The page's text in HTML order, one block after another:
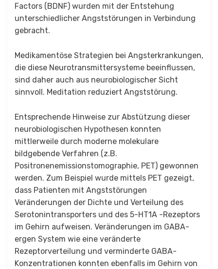
Factors (BDNF) wurden mit der Entstehung
unterschiedlicher Angststörungen in Verbindung
gebracht.
Medikamentöse Strategien bei Angsterkrankungen,
die diese Neurotransmittersysteme beeinflussen,
sind daher auch aus neurobiologischer Sicht
sinnvoll. Meditation reduziert Angststörung.
Entsprechende Hinweise zur Abstützung dieser
neurobiologischen Hypothesen konnten
mittlerweile durch moderne molekulare
bildgebende Verfahren (z.B.
Positronenemissionstomographie, PET) gewonnen
werden. Zum Beispiel wurde mittels PET gezeigt,
dass Patienten mit Angststörungen
Veränderungen der Dichte und Verteilung des
Serotonintransporters und des 5-HT1A -Rezeptors
im Gehirn aufweisen. Veränderungen im GABA-
ergen System wie eine veränderte
Rezeptorverteilung und verminderte GABA-
Konzentrationen konnten ebenfalls im Gehirn von